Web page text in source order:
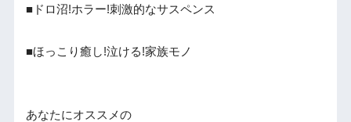
■ドロ沼!ホラー!刺激的なサスペンス
■ほっこり癒し!泣ける!家族モノ
あなたにオススメの